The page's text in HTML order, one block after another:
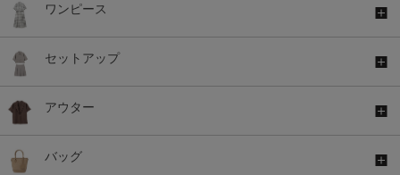
ワンピース
セットアップ
アウター
バッグ